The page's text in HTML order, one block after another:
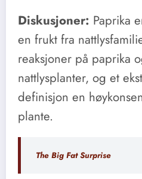
Diskusjoner: Paprika
en frukt fra
reaksjoner på paprika
nattlysplanter, og et
definisjon en
plante.
The Big Fat Surprise